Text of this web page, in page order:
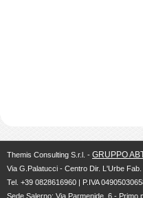
Themis Consulting S.r.l. - GRUPPO
Via G.Palatucci - Centro Dir. L'Urbe
Tel. +39 0828616960 | P.IVA
Sede Salerno: Via Parmenide, 6 - Primo